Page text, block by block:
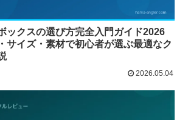
ックスの選び方完全入門ガイド2026
サイズ・素材で初心者が選ぶ最適なク
2026.05.04